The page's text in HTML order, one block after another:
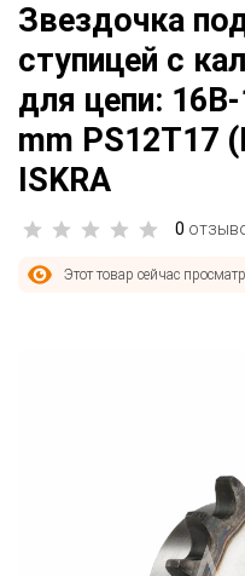
Звездочка
ступицей с
для цепи:
mm PS12T17
ISKRA
0
Этот товар сейчас